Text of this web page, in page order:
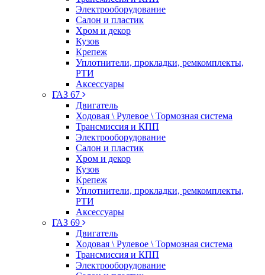
Электрооборудование
Салон и пластик
Хром и декор
Кузов
Крепеж
Уплотнители, прокладки, ремкомплекты,
РТИ
Аксессуары
ГАЗ 67
Двигатель
Ходовая \ Рулевое \ Тормозная система
Трансмиссия и КПП
Электрооборудование
Салон и пластик
Хром и декор
Кузов
Крепеж
Уплотнители, прокладки, ремкомплекты,
РТИ
Аксессуары
ГАЗ 69
Двигатель
Ходовая \ Рулевое \ Тормозная система
Трансмиссия и КПП
Электрооборудование